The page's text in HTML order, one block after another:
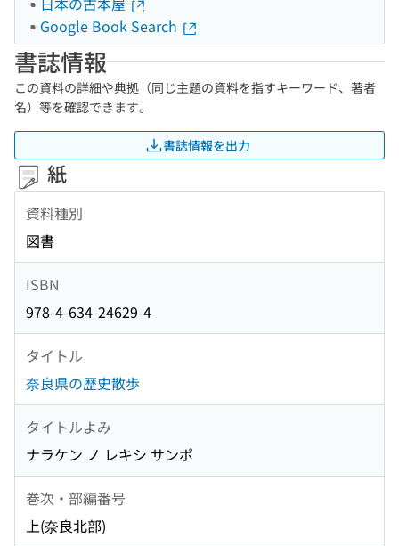
Google Book Search
書誌情報
この資料の詳細や典拠（同じ主題の資料を指すキーワード、著者
名）等を確認できます。
書誌情報を出力
紙
資料種別
図書
ISBN
978-4-634-24629-4
タイトル
奈良県の歴史散歩
タイトルよみ
ナラケン ノ レキシ サンポ
巻次・部編番号
上(奈良北部)